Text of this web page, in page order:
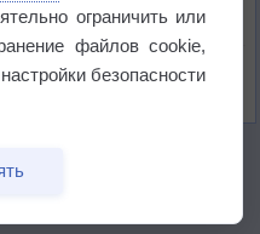
ограничить или
файлов cookie,
безопасности